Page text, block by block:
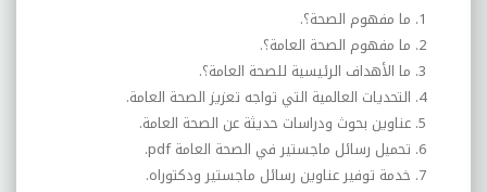
ما مفهوم الصحة؟.
ما مفهوم الصحة العامة؟.
ما الأهداف الرئيسية للصحة العامة؟.
التحديات العالمية التي تواجه تعزيز الصحة العامة.
عناوين بحوث ودراسات حديثة عن الصحة العامة.
تحميل رسائل ماجستير في الصحة العامةpdf
.
خدمة توفير عناوين رسائل ماجستير ودكتوراه.